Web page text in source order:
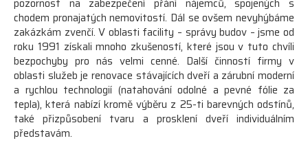
pozornost na zabezpečení přání nájemců, spojených s
chodem pronajatých nemovitostí. Dál se ovšem nevyhýbáme
zakázkám zvenčí. V oblasti facility – správy budov – jsme od
roku 1991 získali mnoho zkušeností, které jsou v tuto chvíli
bezpochyby pro nás velmi cenné. Další činností firmy v
oblasti služeb je renovace stávajících dveří a zárubní moderní
a rychlou technologií (natahování odolné a pevné fólie za
tepla), která nabízí kromě výběru z 25-ti barevných odstínů,
také přizpůsobení tvaru a prosklení dveří individuálním
představám.